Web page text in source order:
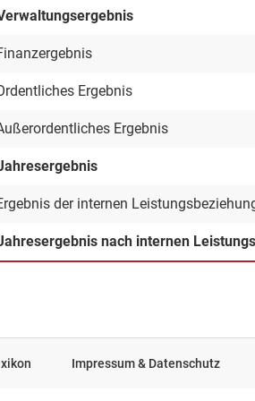
Ergebnis
Ergebnis
der internen
nach internen
Impressum & Datenschutz